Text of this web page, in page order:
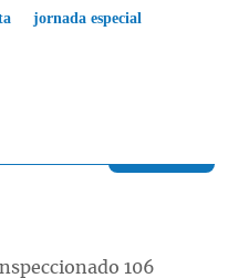
jornada especial
106